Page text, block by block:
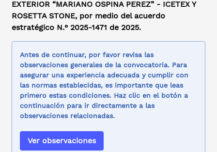
EXTERIOR “MARIANO OSPINA PEREZ” - ICETEX Y
ROSETTA STONE, por medio del acuerdo
estratégico N.° 2025-1471 de 2025.
Antes de continuar, por favor revisa las
observaciones generales de la convocatoria. Para
asegurar una experiencia adecuada y cumplir con
las normas establecidas, es importante que leas
primero estas condiciones. Haz clic en el botón a
continuación para ir directamente a las
observaciones relacionadas.
Ver observaciones